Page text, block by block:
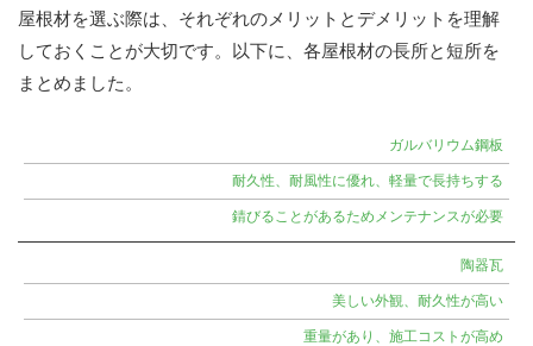
屋根材を選ぶ際は、それぞれのメリットとデメリットを理解
しておくことが大切です。以下に、各屋根材の長所と短所を
まとめました。
材
メ
ト
ガルバリウム鋼板
耐久性、耐風性に優れ、軽量で長持ちする
錆びることがあるためメンテナンスが必要
陶器瓦
美しい外観、耐久性が高い
重量があり、施工コストが高め